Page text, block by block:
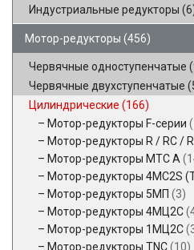
Индустриальные редукторы
Мотор-редукторы (456)
Червячные одноступенчатые
Червячные двухступенчатые
Цилиндрические (166)
Мотор-редукторы F-серии
Мотор-редукторы R / RC /
Мотор-редукторы MTC A
Мотор-редукторы 4MC2S
Мотор-редукторы 5МП (3)
Мотор-редукторы 4МЦ2С
Мотор-редукторы 1МЦ2С
Мотор-редукторы TNC(10)